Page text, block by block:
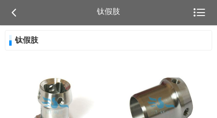
 钛假肢 
钛假肢